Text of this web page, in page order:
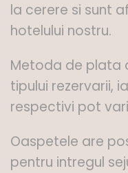
la cerere si sunt
hotelului nostru.
Metoda de plata
tipului rezervarii,
respectivi pot
Oaspetele are
pentru intregul